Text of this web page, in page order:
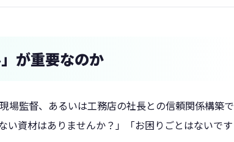
が重要なのか
場監督、あるいは工務店の社長との信頼関係構築で
い資材はありませんか？」「お困りごとはないです